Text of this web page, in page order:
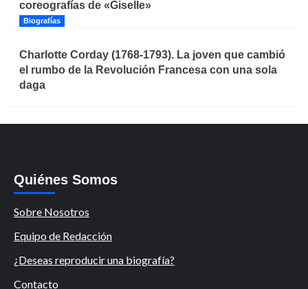
coreografías de «Giselle»
Biografías
Charlotte Corday (1768-1793). La joven que cambió
el rumbo de la Revolución Francesa con una sola
daga
Quiénes Somos
Sobre Nosotros
Equipo de Redacción
¿Deseas reproducir una biografía?
Contacto